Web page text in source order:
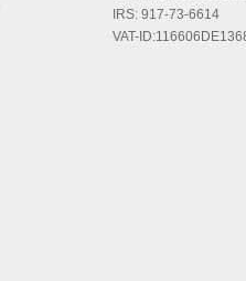
IRS: 917-73-6614
VAT-